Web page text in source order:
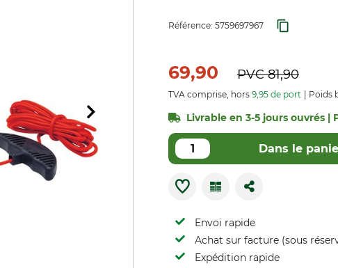
Référence: 5759697967
69,90 PVC81,90
TVA comprise, hors 9,95 de port Poids
Livrable en 3-5 jours ouvrés |
Dans le
Envoi rapide
Achat sur facture (sous
Expédition rapide